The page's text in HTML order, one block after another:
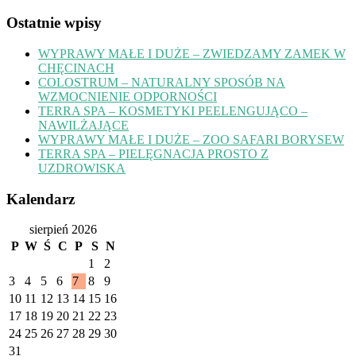
Ostatnie wpisy
WYPRAWY MAŁE I DUŻE – ZWIEDZAMY ZAMEK W
CHĘCINACH
COLOSTRUM – NATURALNY SPOSÓB NA
WZMOCNIENIE ODPORNOŚCI
TERRA SPA – KOSMETYKI PEELENGUJĄCO –
NAWILŻAJĄCE
WYPRAWY MAŁE I DUŻE – ZOO SAFARI BORYSEW
TERRA SPA – PIELĘGNACJA PROSTO Z
UZDROWISKA
Kalendarz
sierpień 2026
P W Ś C P S N
1
2
3
4 5 6 7 8
9
10 11 12 13 14 15 16
17 18 19 20 21 22 23
24 25 26 27 28 29 30
31